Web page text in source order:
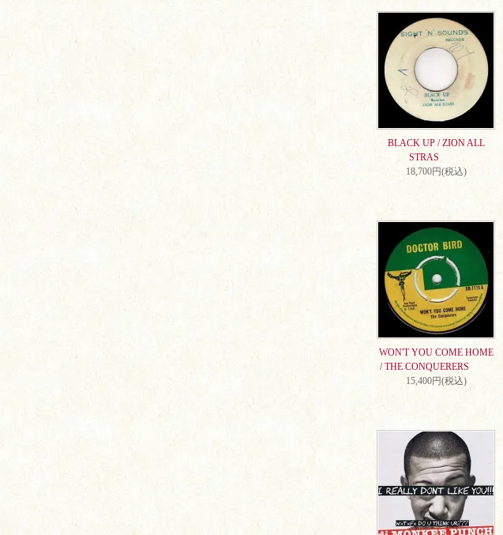
BLACK UP / ZION ALL
STRAS
18,700円(税込)
WON'T YOU COME HOME
/ THE CONQUERERS
15,400円(税込)